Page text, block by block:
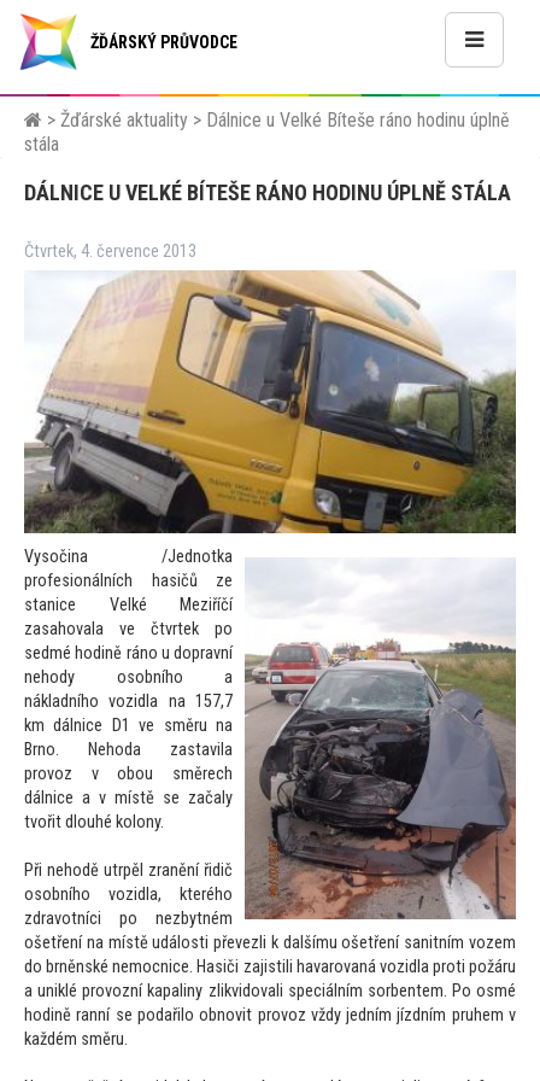
ŽĎÁRSKÝ PRŮVODCE
> Žďárské aktuality > Dálnice u Velké Bíteše ráno hodinu úplně
stála
DÁLNICE U VELKÉ BÍTEŠE RÁNO HODINU ÚPLNĚ STÁLA
Čtvrtek, 4. července 2013
Vysočina /Jednotka
profesionálních hasičů ze
stanice Velké Meziříčí
zasahovala ve čtvrtek po
sedmé hodině ráno u dopravní
nehody osobního a
nákladního vozidla na 157,7
km dálnice D1 ve směru na
Brno. Nehoda zastavila
provoz v obou směrech
dálnice a v místě se začaly
tvořit dlouhé kolony.
Při nehodě utrpěl zranění řidič
osobního vozidla, kterého
zdravotníci po nezbytném
ošetření na místě události převezli k dalšímu ošetření sanitním vozem
do brněnské nemocnice. Hasiči zajistili havarovaná vozidla proti požáru
a uniklé provozní kapaliny zlikvidovali speciálním sorbentem. Po osmé
hodině ranní se podařilo obnovit provoz vždy jedním jízdním pruhem v
každém směru.